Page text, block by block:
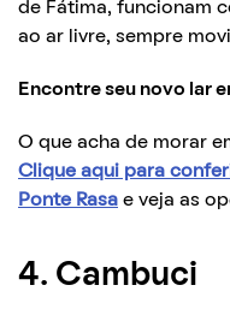
de Fátima, funcionam
ao ar livre, sempre
Encontre seu novo lar
O que acha de morar
Clique aqui para
Ponte Rasa e veja as
4. Cambuci